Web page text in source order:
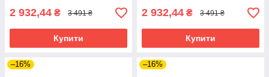
2 932,44 ₴ 3 491 ₴
Купити
2 932,44 ₴ 3 491 ₴
Купити
–16% –16%